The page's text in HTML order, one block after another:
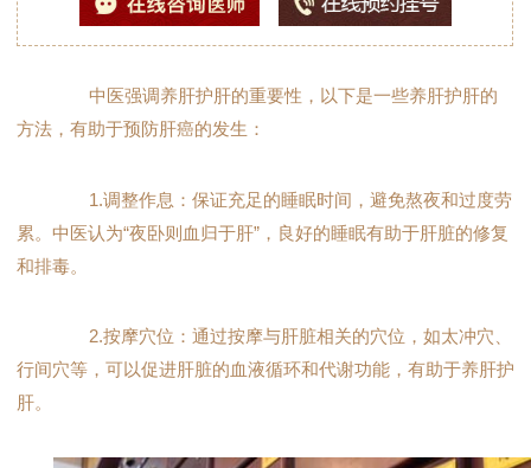
中医强调养肝护肝的重要性，以下是一些养肝护肝的
方法，有助于预防肝癌的发生：
1.调整作息：保证充足的睡眠时间，避免熬夜和过度劳
累。中医认为“夜卧则血归于肝”，良好的睡眠有助于肝脏的修复
和排毒。
2.按摩穴位：通过按摩与肝脏相关的穴位，如太冲穴、
行间穴等，可以促进肝脏的血液循环和代谢功能，有助于养肝护
肝。